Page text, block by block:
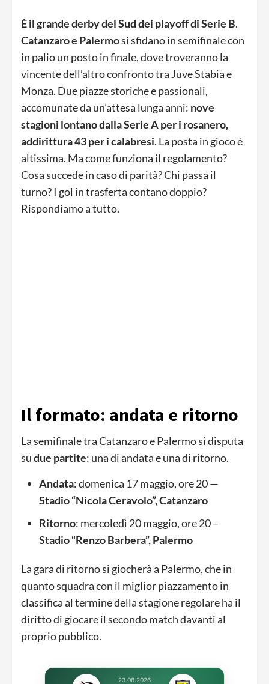
È il grande derby del Sud dei playoff di Serie B.
Catanzaro e Palermosi sfidano in semifinale con
in palio un posto in finale, dove troveranno la
vincente dell’altro confronto tra Juve Stabia e
Monza. Due piazze storiche e passionali,
accomunate da un’attesa lunga anni: nove
stagioni lontano dalla Serie A per i rosanero,
addirittura 43 per i calabresi. La posta in gioco è
altissima. Ma come funziona il regolamento?
Cosa succede in caso di parità? Chi passa il
turno? I gol in trasferta contano doppio?
Rispondiamo a tutto.
Il formato: andata e ritorno
La semifinale tra Catanzaro e Palermo si disputa
sudue partite: una di andata e una di ritorno.
Andata: domenica 17 maggio, ore 20 —
Stadio “Nicola Ceravolo”, Catanzaro
Ritorno: mercoledì 20 maggio, ore 20 –
Stadio “Renzo Barbera”, Palermo
La gara di ritorno si giocherà a Palermo, che in
quanto squadra con il miglior piazzamento in
classifica al termine della stagione regolare ha il
diritto di giocare il secondo match davanti al
proprio pubblico.
23.08.2026